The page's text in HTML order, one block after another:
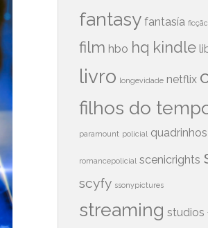
fantasy fantasía
film hbo hq kindle
livro longevidade netflix
filhos do
paramount policial quadrinhos
romancepolicial scenicrights
scyfy ssonypictures
streaming studios